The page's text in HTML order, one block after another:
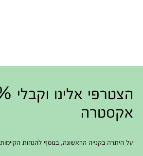
אקסטרה
על היתרה בקנייה הראשונה, בנוסף להנחות הקיימות.